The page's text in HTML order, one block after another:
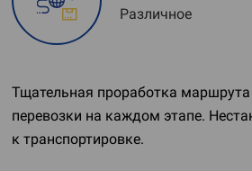
Различное
Тщательная проработка маршрута
перевозки на каждом этапе.
к транспортировке.